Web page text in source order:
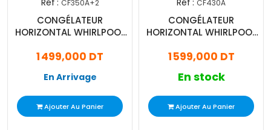
Réf : CF350A+2
CONGÉLATEUR
HORIZONTAL WHIRLPOOL
1 499,000 DT
En Arrivage
Ajouter Au Panier
Réf : CF430A
CONGÉLATEUR
HORIZONTAL WHIRLPOOL
1 599,000 DT
En stock
Ajouter Au Panier